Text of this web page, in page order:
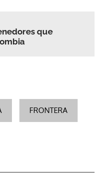
que
FRONTERA